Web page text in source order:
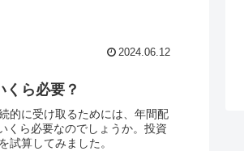
2024.06.12
くら必要？
的に受け取るためには、年間配
くら必要なのでしょうか。投資
試算してみました。